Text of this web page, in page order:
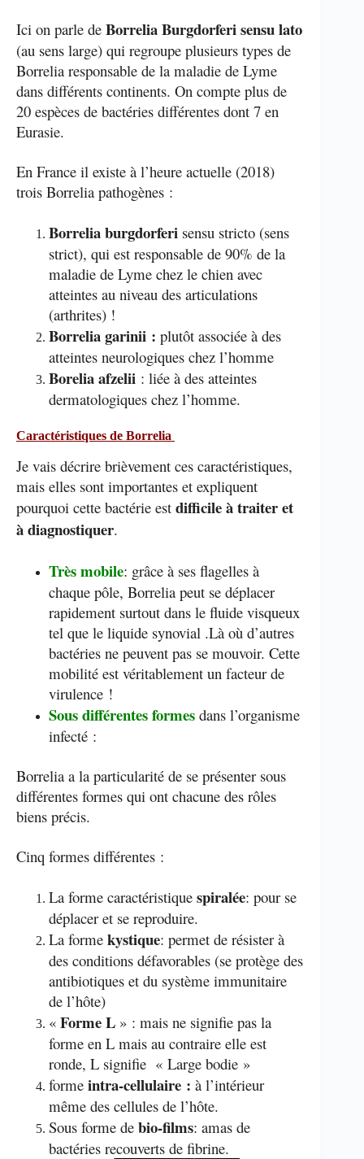
Ici on parle de Borrelia Burgdorferi sensu lato
(au sens large) qui regroupe plusieurs types de
Borrelia responsable de la maladie de Lyme
dans différents continents. On compte plus de
20 espèces de bactéries différentes dont 7 en
Eurasie.
En France il existe à l’heure actuelle (2018)
trois Borrelia pathogènes :
Borrelia burgdorferi sensu stricto (sens
strict), qui est responsable de 90% de la
maladie de Lyme chez le chien avec
atteintes au niveau des articulations
(arthrites) !
Borrelia garinii : plutôt associée à des
atteintes neurologiques chez l’homme
Borelia afzelii : liée à des atteintes
dermatologiques chez l’homme.
Caractéristiques de Borrelia
Je vais décrire brièvement ces caractéristiques,
mais elles sont importantes et expliquent
pourquoi cette bactérie est difficile à traiter et
à diagnostiquer.
Très mobile: grâce à ses flagelles à
chaque pôle, Borrelia peut se déplacer
rapidement surtout dans le fluide visqueux
tel que le liquide synovial .Là où d’autres
bactéries ne peuvent pas se mouvoir. Cette
mobilité est véritablement un facteur de
virulence !
Sous différentes formes dans l’organisme
infecté :
Borrelia a la particularité de se présenter sous
différentes formes qui ont chacune des rôles
biens précis.
Cinq formes différentes :
La forme caractéristique spiralée: pour se
déplacer et se reproduire.
La forme kystique: permet de résister à
des conditions défavorables (se protège des
antibiotiques et du système immunitaire
de l’hôte)
« Forme L » : mais ne signifie pas la
forme en L mais au contraire elle est
ronde, L signifie « Large bodie »
forme intra-cellulaire : à l’intérieur
même des cellules de l’hôte.
Sous forme de bio-films: amas de
bactéries recouverts de fibrine.